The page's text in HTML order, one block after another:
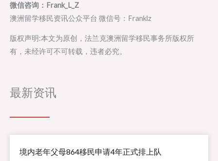
微信咨询：Frank_L_Z
澳洲留学移民资讯公众平台 微信号：Franklz
版权声明:本文为原创，法兰克澳洲留学移民事务所版权所
有，未经许可不可转载，违者必究。
最新资讯
境内老年父母864移民申请4年正式排上队